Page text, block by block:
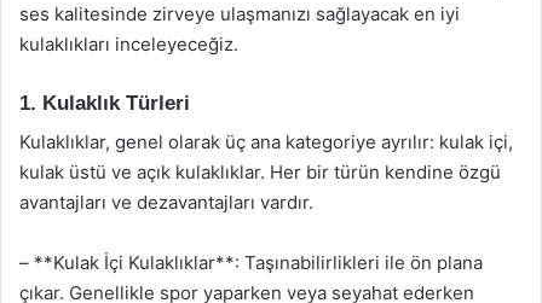
ses kalitesinde zirveye ulaşmanızı sağlayacak en iyi
kulaklıkları inceleyeceğiz.
1. Kulaklık Türleri
Kulaklıklar, genel olarak üç ana kategoriye ayrılır: kulak içi,
kulak üstü ve açık kulaklıklar. Her bir türün kendine özgü
avantajları ve dezavantajları vardır.
– **Kulak İçi Kulaklıklar**: Taşınabilirlikleri ile ön plana
çıkar. Genellikle spor yaparken veya seyahat ederken